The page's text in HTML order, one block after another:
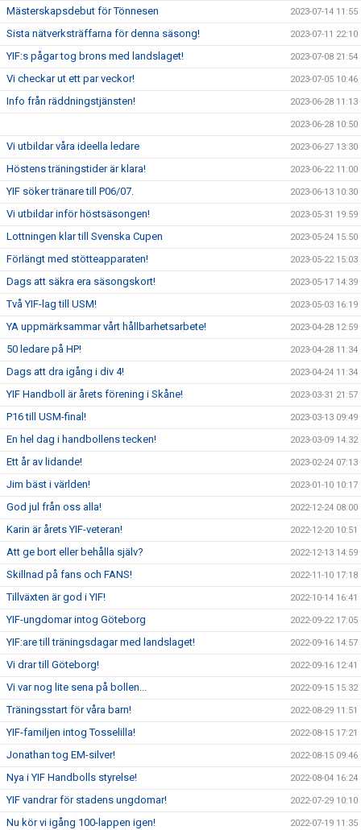
Mästerskapsdebut för Tönnesen 2023-07-14 11:55
Sista nätverksträffarna för denna säsong! 2023-07-11 22:10
YIF:s pågar tog brons med landslaget! 2023-07-08 21:54
Vi checkar ut ett par veckor! 2023-07-05 10:46
Info från räddningstjänsten! 2023-06-28 11:13
2023-06-28 10:50
Vi utbildar våra ideella ledare 2023-06-27 13:30
Höstens träningstider är klara! 2023-06-22 11:00
YIF söker tränare till P06/07. 2023-06-13 10:30
Vi utbildar inför höstsäsongen! 2023-05-31 19:59
Lottningen klar till Svenska Cupen 2023-05-24 15:50
Förlängt med stötteapparaten! 2023-05-22 15:03
Dags att säkra era säsongskort! 2023-05-17 14:39
Två YIF-lag till USM! 2023-05-03 16:19
YA uppmärksammar vårt hållbarhetsarbete! 2023-04-28 12:59
50 ledare på HP! 2023-04-28 11:34
Dags att dra igång i div 4! 2023-04-24 11:34
YIF Handboll är årets förening i Skåne! 2023-03-31 21:57
P16 till USM-final! 2023-03-13 09:49
En hel dag i handbollens tecken! 2023-03-09 14:32
Ett år av lidande! 2023-02-24 07:13
Jim bäst i världen! 2023-01-10 10:17
God jul från oss alla! 2022-12-24 08:00
Karin är årets YIF-veteran! 2022-12-20 10:51
Att ge bort eller behålla själv? 2022-12-13 14:59
Skillnad på fans och FANS! 2022-11-10 17:18
Tillväxten är god i YIF! 2022-10-14 16:41
YIF-ungdomar intog Göteborg 2022-09-22 17:05
YIF:are till träningsdagar med landslaget! 2022-09-16 14:57
Vi drar till Göteborg! 2022-09-16 12:41
Vi var nog lite sena på bollen... 2022-09-15 15:32
Träningsstart för våra barn! 2022-08-29 11:51
YIF-familjen intog Tosselilla! 2022-08-15 17:21
Jonathan tog EM-silver! 2022-08-15 09:46
Nya i YIF Handbolls styrelse! 2022-08-04 16:24
YIF vandrar för stadens ungdomar! 2022-07-29 10:10
Nu kör vi igång 100-lappen igen! 2022-07-19 11:35